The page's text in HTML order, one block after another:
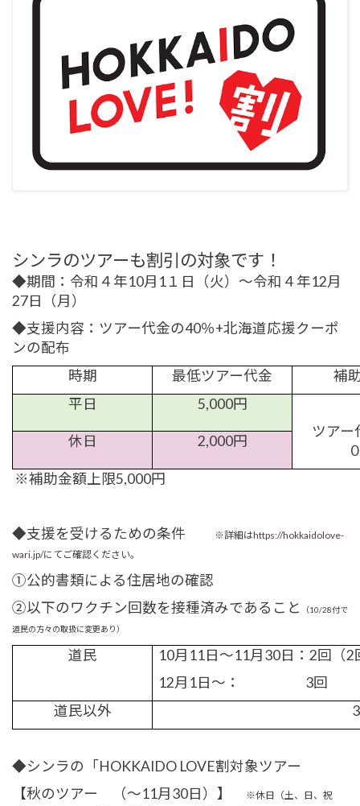
シンラのツアーも割引の対象です！
◆期間：令和４年10月 1１日（火）～令和４年12月
27日（月）
◆支援内容：ツアー代金の40％+北海道応援クーポ
ンの配布
時期
最低ツアー代金
補
平日
5,000円
ツアー
休日 2,000円
※補助金額上限5,000円
◆支援を受けるための条件 ※詳細はhttps://hokkaidolove-
wari.jp/にてご確認ください。
①公的書類による住居地の確認
②以下のワクチン回数を接種済みであること
（10/28付で
道民の方々の取扱に変更あり）
道民 10月 11日～11月30日：2回（2
12月 1日～： 3回
道民以外
3
◆シンラの「HOKKAIDO LOVE割対象ツアー
【秋のツアー （～11月30日）】
※休日（土、日、祝